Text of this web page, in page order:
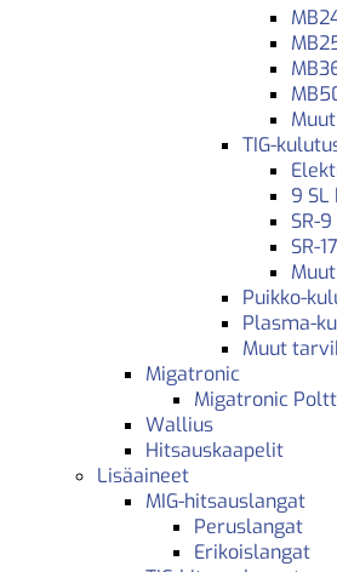
TIG-
9
SR-
SR-
Puikko-
Plasma-
Muut
Migatronic
Migatronic
Wallius
Hitsauskaapelit
Lisäaineet
MIG-hitsauslangat
Peruslangat
Erikoislangat